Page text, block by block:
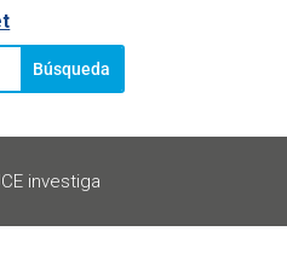
investiga